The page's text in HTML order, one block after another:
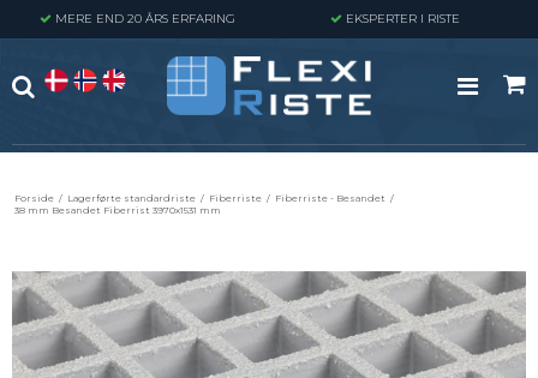
MERE END 20 ÅRS ERFARING EKSPERTER I RISTE
Forside / Lagerførte standardriste / Fiberriste / Fiberriste - Besandet /
38 mm Besandet Fiberrist 3970x1531 mm